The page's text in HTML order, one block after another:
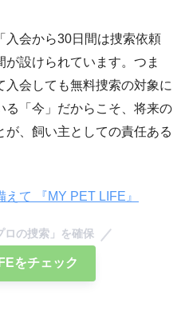
入会から30日間は捜索依頼
設けられています。つま
入会しても無料捜索の対象に
る「今」だからこそ、将来の
、飼い主としての責任ある
て 『MY PET LIFE』
ロの捜索」を確保
をチェック